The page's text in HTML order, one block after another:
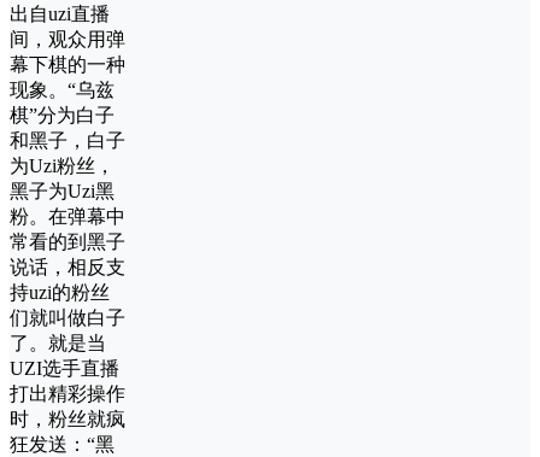
出自uzi直播
间，观众用弹
幕下棋的一种
现象。“乌兹
棋”分为白子
和黑子，白子
为Uzi粉丝，
黑子为Uzi黑
粉。在弹幕中
常看的到黑子
说话，相反支
持uzi的粉丝
们就叫做白子
了。就是当
UZI选手直播
打出精彩操作
时，粉丝就疯
狂发送：“黑